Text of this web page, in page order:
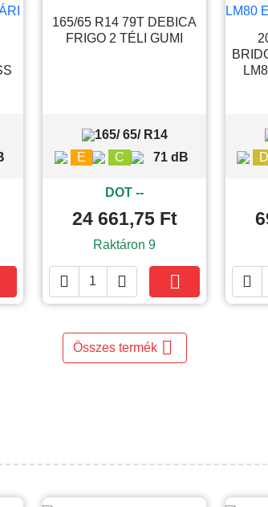
165/65 R14 79T DEBICA
FRIGO 2 TÉLI GUMI
165/ 65/ R14
E
C 71 dB
DOT --
24 661,75 Ft
Raktáron 9
  
D

Összes termék 